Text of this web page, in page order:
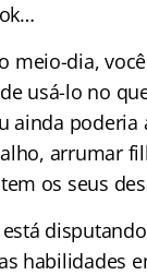
meio-dia,
usá-lo no
ainda
arrumar
os seus
habilidades